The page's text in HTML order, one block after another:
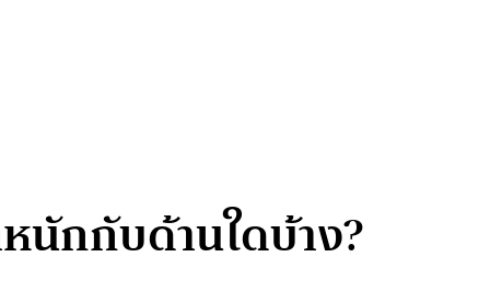
นักกับด้านใดบ้าง?